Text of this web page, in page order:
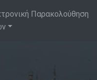
Παρακολούθηση